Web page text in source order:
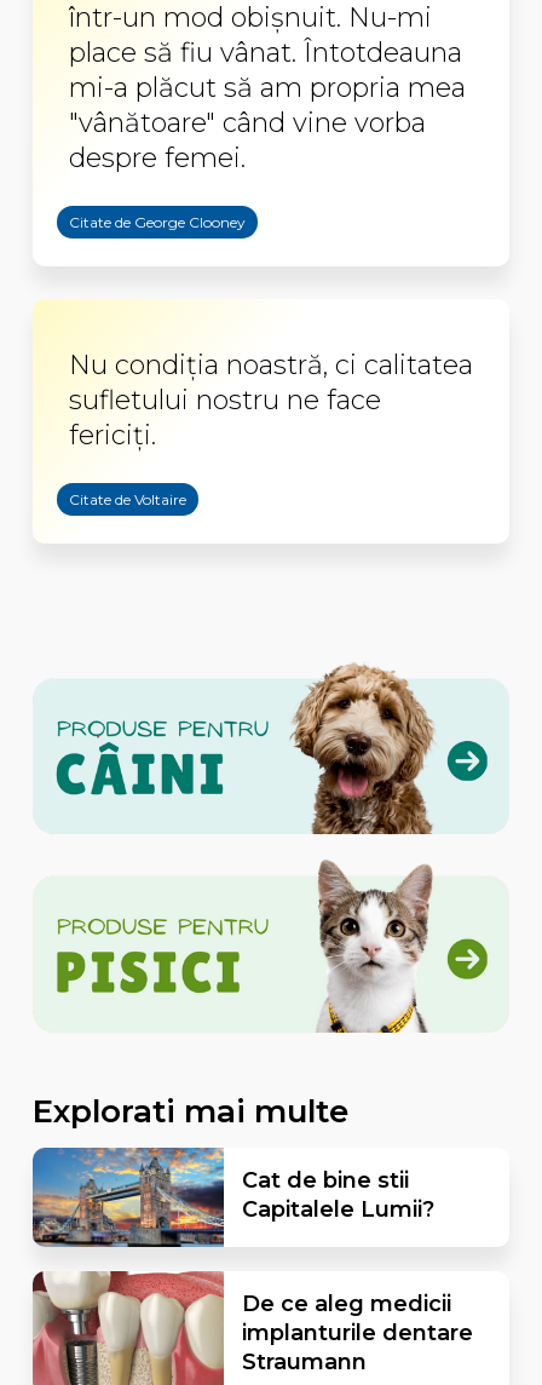
într-un mod obişnuit. Nu-mi
place să fiu vânat. Întotdeauna
mi-a plăcut să am propria mea
"vânătoare" când vine vorba
despre femei.
Citate de George Clooney
Nu condiția noastră, ci calitatea
sufletului nostru ne face
fericiți.
Citate de Voltaire
Explorati mai multe
Cat de bine stii
Capitalele Lumii?
De ce aleg medicii
implanturile dentare
Straumann